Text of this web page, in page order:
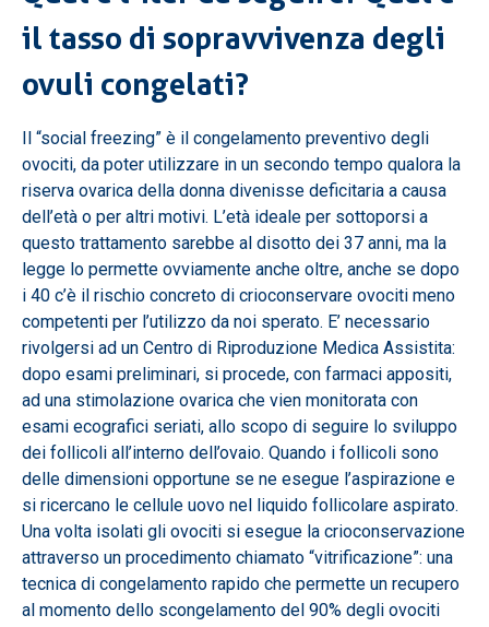
il tasso di sopravvivenza degli
ovuli congelati?
Il “social freezing” è il congelamento preventivo degli
ovociti, da poter utilizzare in un secondo tempo qualora la
riserva ovarica della donna divenisse deficitaria a causa
dell’età o per altri motivi. L’età ideale per sottoporsi a
questo trattamento sarebbe al disotto dei 37 anni, ma la
legge lo permette ovviamente anche oltre, anche se dopo
i 40 c’è il rischio concreto di crioconservare ovociti meno
competenti per l’utilizzo da noi sperato. E’ necessario
rivolgersi ad un Centro di Riproduzione Medica Assistita:
dopo esami preliminari, si procede, con farmaci appositi,
ad una stimolazione ovarica che vien monitorata con
esami ecografici seriati, allo scopo di seguire lo sviluppo
dei follicoli all’interno dell’ovaio. Quando i follicoli sono
delle dimensioni opportune se ne esegue l’aspirazione e
si ricercano le cellule uovo nel liquido follicolare aspirato.
Una volta isolati gli ovociti si esegue la crioconservazione
attraverso un procedimento chiamato “vitrificazione”: una
tecnica di congelamento rapido che permette un recupero
al momento dello scongelamento del 90% degli ovociti